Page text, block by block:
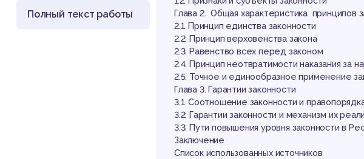
Полный текст работы
Глава 2. Общая характеристика принципов
2.1. Принцип единства законности
2.2. Принцип верховенства закона
2.3. Равенство всех перед законом
2.4. Принцип неотвратимости наказания за
2.5. Точное и единообразное применение
Глава 3. Гарантии законности
3.1. Соотношение законности и
3.2. Гарантии законности и механизм их
3.3. Пути повышения уровня законности в
Заключение
Список использованных источников